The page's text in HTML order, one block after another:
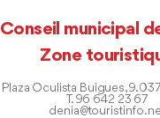
Conseil municipal
Zone
Plaza Oculista Buigues, 9.
T. 96 642 23 67